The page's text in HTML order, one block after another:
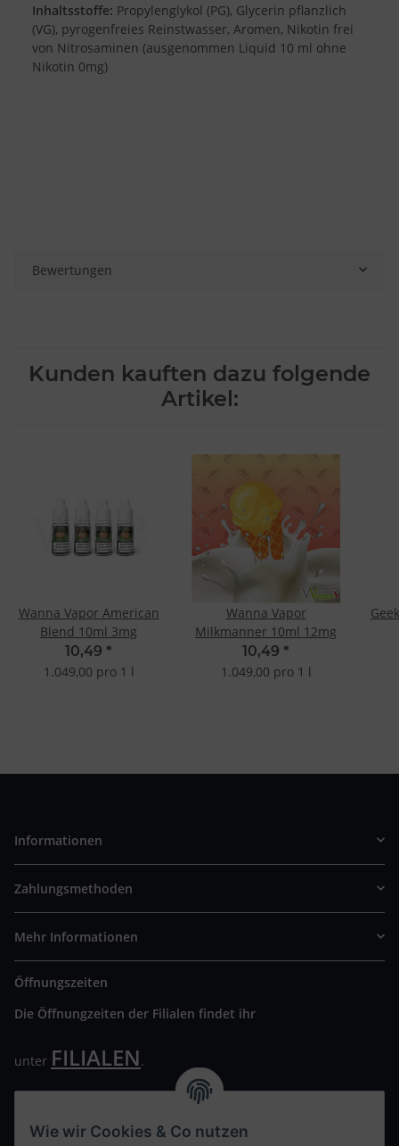
Inhaltsstoffe: Propylenglykol (PG), Glycerin pflanzlich
(VG), pyrogenfreies Reinstwasser, Aromen, Nikotin frei
von Nitrosaminen (ausgenommen Liquid 10 ml ohne
Nikotin 0mg)
Bewertungen
Kunden kauften dazu folgende
Artikel:
Wanna Vapor American
Blend 10ml 3mg
10,49 *
1.049,00 pro 1 l
Wanna Vapor
Milkmanner 10ml 12mg
10,49 *
1.049,00 pro 1 l
Informationen
Zahlungsmethoden
Mehr Informationen
Öffnungszeiten
Die Öffnungzeiten der Filialen findet ihr
unter FILIALEN.
Wir freuen uns auf Euren Besuch. Bitte beachtet die
Wie wir Cookies & Co nutzen